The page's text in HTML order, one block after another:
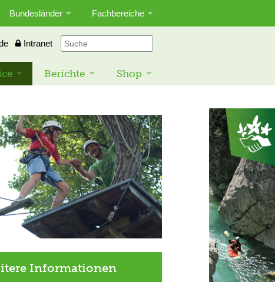
Bundesländer Fachbereiche
Intranet
Berichte Shop
Informationen